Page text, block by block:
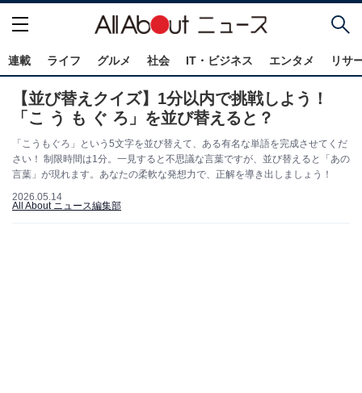
連載 ライフ グルメ 社会 IT・ビジネス エンタメ リサ
【並び替えクイズ】1分以内で挑戦しよう！
「こ う も ぐ ろ」を並び替えると？
「こうもぐろ」という5文字を並び替えて、ある有名な単語を完成させてくだ
さい！ 制限時間は1分。一見すると不思議な言葉ですが、並び替えると「あの
言葉」が現れます。あなたの柔軟な発想力で、正解を導き出しましょう！
2026.05.14
All About ニュース編集部